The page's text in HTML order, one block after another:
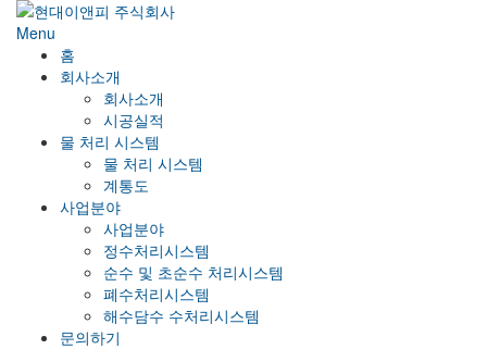
Menu
홈
회사소개
회사소개
시공실적
물 처리 시스템
물 처리 시스템
계통도
사업분야
사업분야
정수처리시스템
순수 및 초순수 처리시스템
폐수처리시스템
해수담수 수처리시스템
문의하기